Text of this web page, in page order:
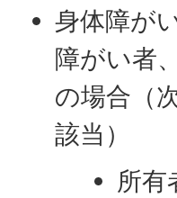
身体障が
障がい者
の場合（
該当）
所有